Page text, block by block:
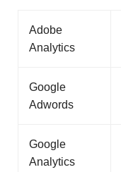
Adobe
Analytics
Google
Adwords
Google
Analytics